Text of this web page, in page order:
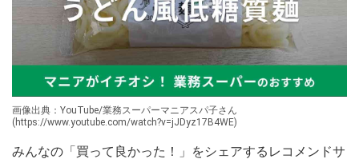
画像出典：YouTube/業務スーパーマニアスパ子さん
(https://www.youtube.com/watch?v=jJDyz17B4WE)
みんなの「買って良かった！」をシェアするレコメンドサ